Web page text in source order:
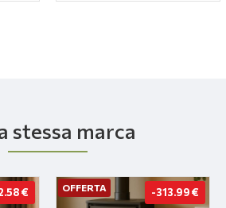
stessa marca
€ OFFERTA -313.99 €